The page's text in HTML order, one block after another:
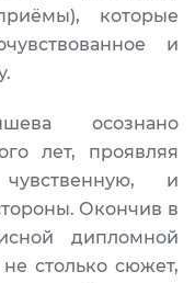
которые
и
осознано
лет, проявляя
и
Окончив в
дипломной
столько сюжет,